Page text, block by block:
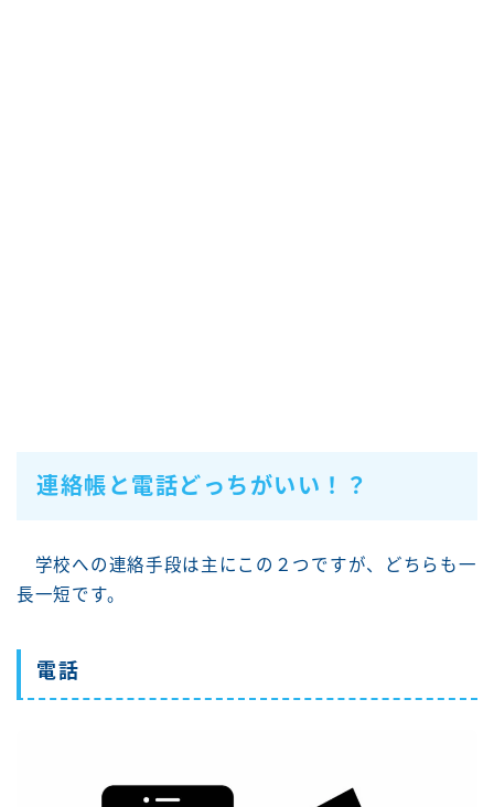
連絡帳と電話どっちがいい！？
学校への連絡手段は主にこの２つですが、どちらも一
長一短です。
電話